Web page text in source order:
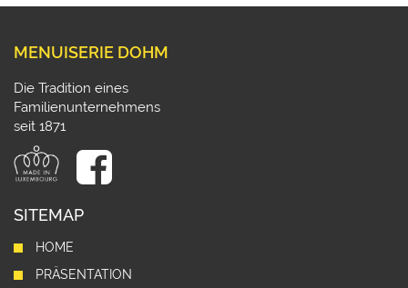
MENUISERIE DOHM
Die Tradition eines
Familienunternehmens
seit 1871
SITEMAP
HOME
PRÄSENTATION